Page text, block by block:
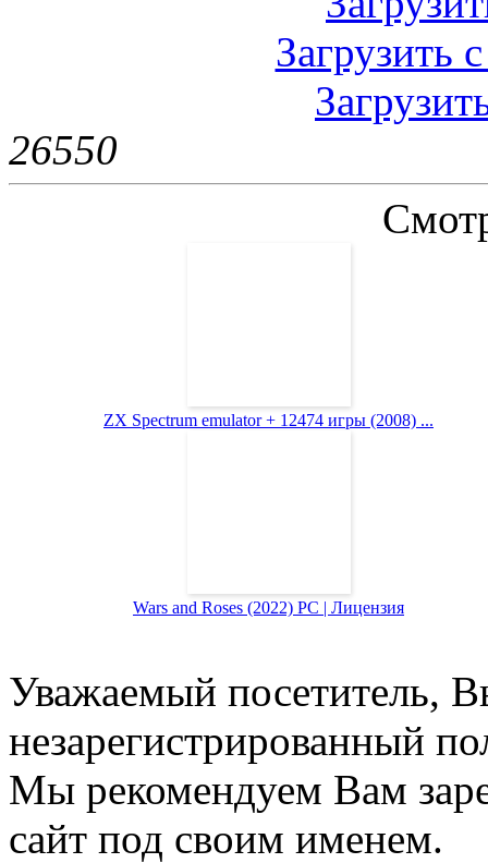
Загрузить
26550
ZX Spectrum emulator + 12474 игры (2008) ...
Wars and Roses (2022) PC | Лицензия
Уважаемый посетитель,
незарегистрированный
Мы рекомендуем Вам
сайт под своим именем.